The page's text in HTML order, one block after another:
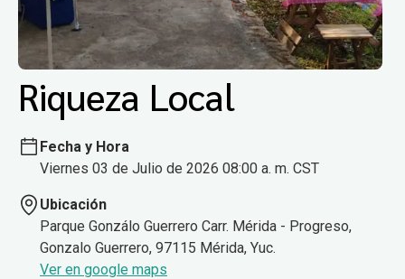
Riqueza Local
Fecha y Hora
Viernes 03 de Julio de 2026 08:00 a. m. CST
Ubicación
Parque Gonzálo Guerrero Carr. Mérida - Progreso,
Gonzalo Guerrero, 97115 Mérida, Yuc.
Ver en google maps